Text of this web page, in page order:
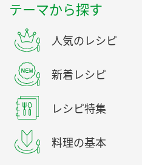
テーマから探す
人気のレシピ
新着レシピ
レシピ特集
料理の基本